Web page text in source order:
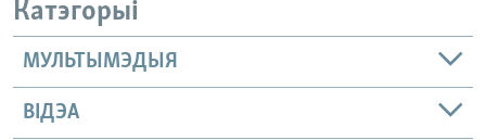
Катэгорыі
МУЛЬТЫМЭДЫЯ
ВІДЭА